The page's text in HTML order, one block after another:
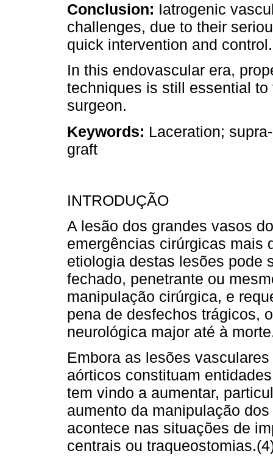
Conclusion: Iatrogenic
challenges, due to their
quick intervention and control.
In this endovascular era,
techniques is still essential
surgeon.
Keywords: Laceration;
graft
INTRODUÇÃO
A lesão dos grandes vasos
emergências cirúrgicas mais
etiologia destas lesões pode
fechado, penetrante ou
manipulação cirúrgica, e
pena de desfechos trágicos,
neurológica major até à
Embora as lesões
aórticos constituam
tem vindo a aumentar,
aumento da manipulação
acontece nas situações de
centrais ou